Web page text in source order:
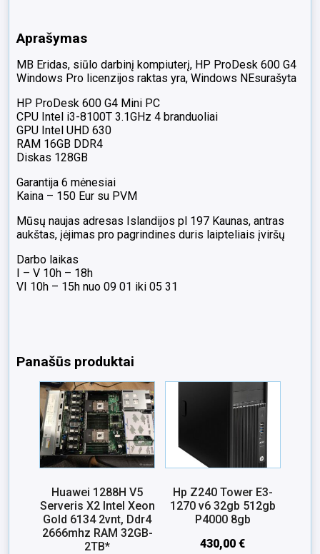
1vnt
Aprašymas
MB Eridas, siūlo darbinį kompiuterį, HP ProDesk 600 G4
Windows Pro licenzijos raktas yra, Windows NEsurašyta
HP ProDesk 600 G4 Mini PC
CPU Intel i3-8100T 3.1GHz 4 branduoliai
GPU Intel UHD 630
RAM 16GB DDR4
Diskas 128GB
Garantija 6 mėnesiai
Kaina – 150 Eur su PVM
Mūsų naujas adresas Islandijos pl 197 Kaunas, antras
aukštas, įėjimas pro pagrindines duris laipteliais įviršų
Darbo laikas
I – V 10h – 18h
VI 10h – 15h nuo 09 01 iki 05 31
Panašūs produktai
Huawei 1288H V5
Serveris X2 Intel Xeon
Gold 6134 2vnt, Ddr4
2666mhz RAM 32GB-
2TB*
Hp Z240 Tower E3-
1270 v6 32gb 512gb
P4000 8gb
430,00€